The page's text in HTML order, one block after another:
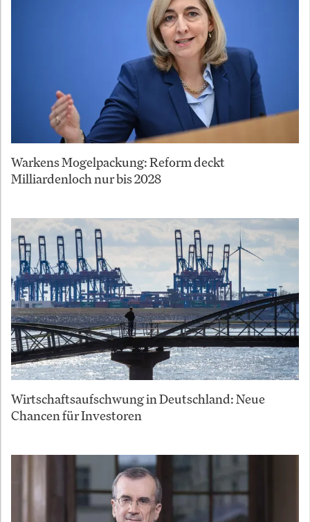
Warkens Mogelpackung: Reform deckt
Milliardenloch nur bis 2028
Wirtschaftsaufschwung in Deutschland: Neue
Chancen für Investoren